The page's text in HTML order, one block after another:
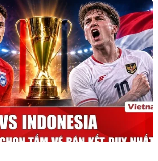
thông báo kế hoạch tạo điều
nước không có đủ khả năng tài
tiếp cận vắcxin.Theo đó, các
thể mua vắcxin trả góp trong
qua dịch vụ tài chính của
Nhập khẩu châu Phi
.
(TTXVN/Vietnam+)